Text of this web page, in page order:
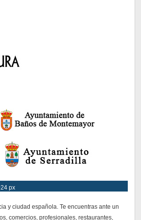
px
y ciudad española. Te encuentras ante un
comercios, profesionales, restaurantes,